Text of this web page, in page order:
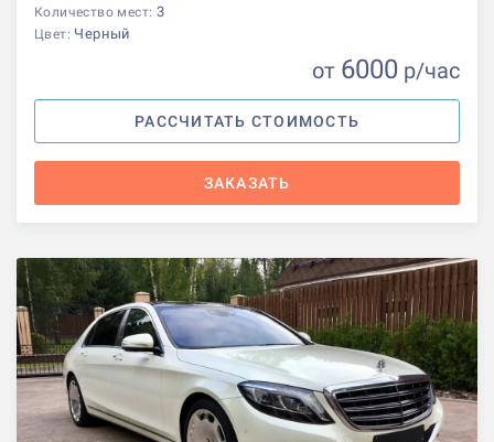
Количество мест: 3
Цвет: Черный
от 6000 р/час
РАССЧИТАТЬ СТОИМОСТЬ
ЗАКАЗАТЬ